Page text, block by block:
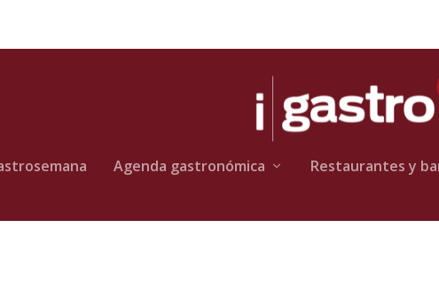
Agenda gastronómica Restaurantes y